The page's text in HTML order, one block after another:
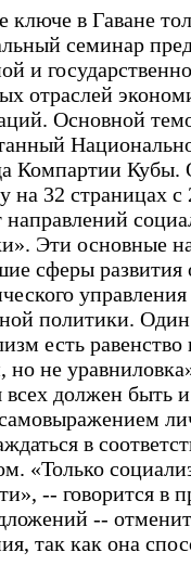
в Гаване
семинар
и
отраслей
Основной
Компартии Кубы.
на 32 страницах с
направлений
Эти основные
сферы развития
политики. Один
есть
но не
всех должен быть
в
«Только
-- говорится в
--
так как она